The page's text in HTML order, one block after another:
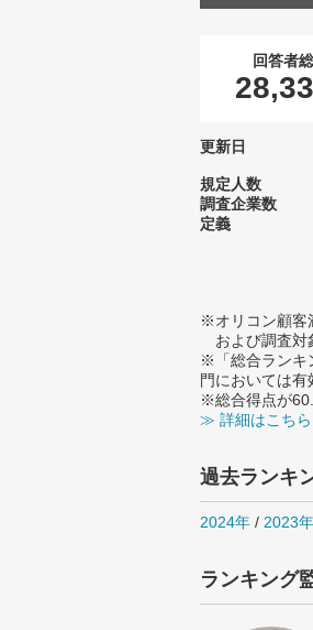
回答者
更新日
規定人数
調査企業数
定義
※オリコン顧客
および調査対
※「総合ランキ
門においては有
※総合得点が
≫ 詳細はこちら
過去ランキ
2024年 / 2023年
ランキング